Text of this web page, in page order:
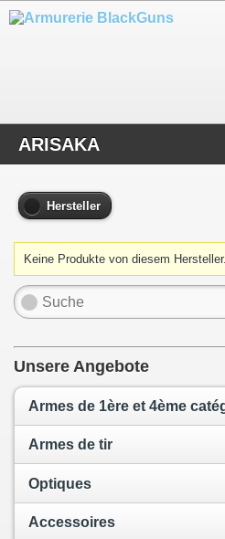
ARISAKA
Hersteller
Keine Produkte von diesem Hersteller.
Unsere Angebote
Armes de 1ère et 4ème
Armes de tir
Optiques
Accessoires